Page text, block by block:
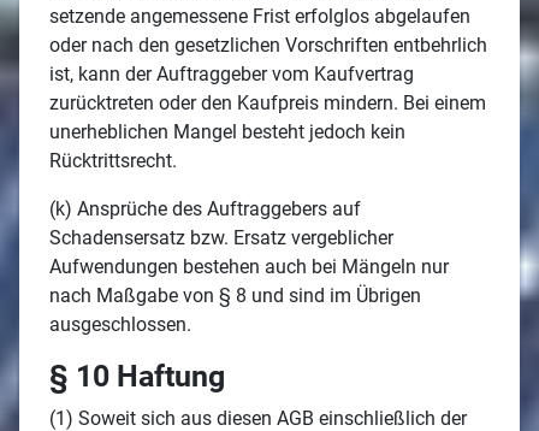
setzende angemessene Frist erfolglos abgelaufen
oder nach den gesetzlichen Vorschriften entbehrlich
ist, kann der Auftraggeber vom Kaufvertrag
zurücktreten oder den Kaufpreis mindern. Bei einem
unerheblichen Mangel besteht jedoch kein
Rücktrittsrecht.
(k) Ansprüche des Auftraggebers auf
Schadensersatz bzw. Ersatz vergeblicher
Aufwendungen bestehen auch bei Mängeln nur
nach Maßgabe von § 8 und sind im Übrigen
ausgeschlossen.
§ 10 Haftung
(1) Soweit sich aus diesen AGB einschließlich der